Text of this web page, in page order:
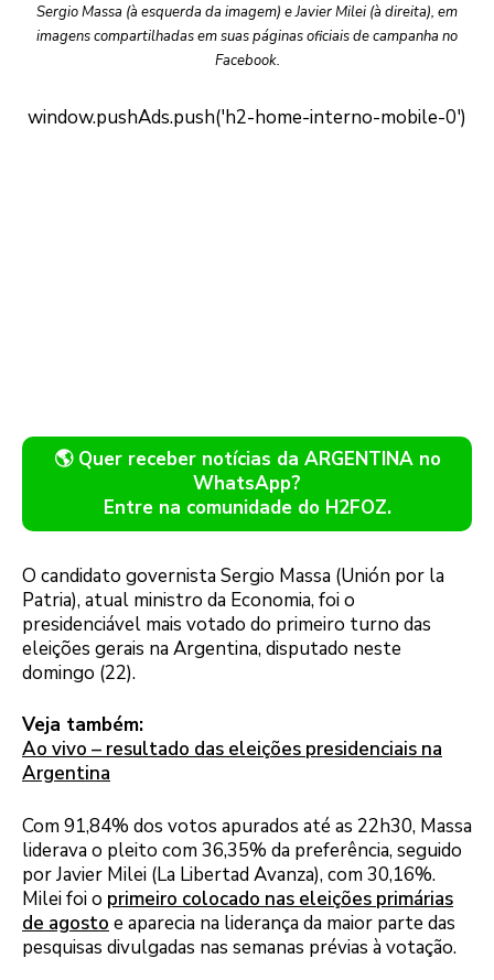
Sergio Massa (à esquerda da imagem) e Javier Milei (à direita), em
imagens compartilhadas em suas páginas oficiais de campanha no
Facebook.
🌎 Quer receber notícias da ARGENTINA no
WhatsApp?
Entre na comunidade do H2FOZ.
O candidato governista Sergio Massa (Unión por la
Patria), atual ministro da Economia, foi o
presidenciável mais votado do primeiro turno das
eleições gerais na Argentina, disputado neste
domingo (22).
Veja também:
Ao vivo – resultado das eleições presidenciais na
Argentina
Com 91,84% dos votos apurados até as 22h30, Massa
liderava o pleito com 36,35% da preferência, seguido
por Javier Milei (La Libertad Avanza), com 30,16%.
Milei foi o primeiro colocado nas eleições primárias
de agosto e aparecia na liderança da maior parte das
pesquisas divulgadas nas semanas prévias à votação.